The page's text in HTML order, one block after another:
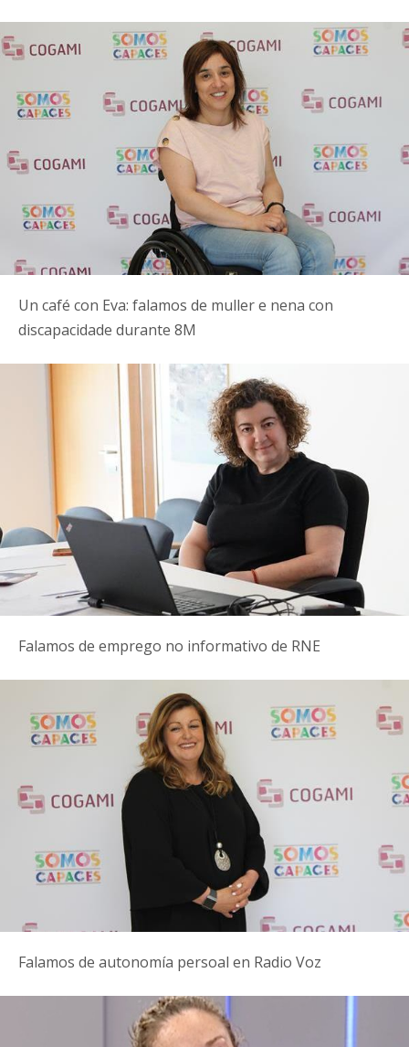
Un café con Eva: falamos de muller e nena con
discapacidade durante 8M
Falamos de emprego no informativo de RNE
Falamos de autonomía persoal en Radio Voz